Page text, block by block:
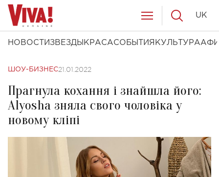
НОВОСТИ ЗВЕЗДЫ КРАСАСОБЫТИЯ КУЛЬТУРА
UK
ШОУ-БИЗНЕС21.01.2022
Прагнула кохання і знайшла його:
Alyosha зняла свого чоловіка у
новому кліпі